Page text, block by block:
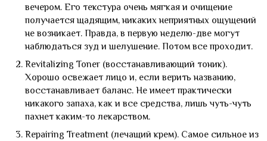
вечером. Его текстура очень мягкая и очищение
получается щадящим, никаких неприятных ощущений
не возникает. Правда, в первую неделю-две могут
наблюдаться зуд и шелушение. Потом все проходит.
Revitalizing Toner (восстанавливающий тоник).
Хорошо освежает лицо и, если верить названию,
восстанавливает баланс. Не имеет практически
никакого запаха, как и все средства, лишь чуть-чуть
пахнет каким-то лекарством.
Repairing Treatment (лечащий крем). Самое сильное из